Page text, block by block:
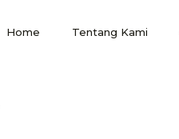
Home Tentang Kami